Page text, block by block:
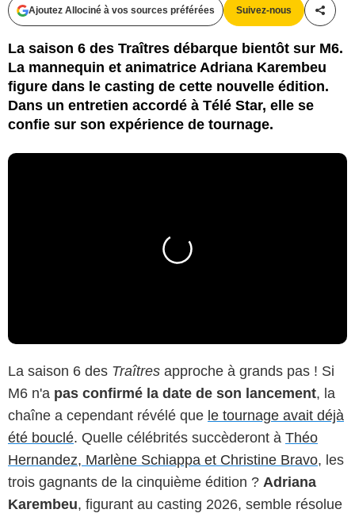
Ajoutez Allociné à vos sources préférées Suivez-nous
La saison 6 des Traîtres débarque bientôt sur M6.
La mannequin et animatrice Adriana Karembeu
figure dans le casting de cette nouvelle édition.
Dans un entretien accordé à Télé Star, elle se
confie sur son expérience de tournage.
La saison 6 des Traîtres approche à grands pas ! Si
M6 n'a pas confirmé la date de son lancement, la
chaîne a cependant révélé que le tournage avait déjà
été bouclé. Quelle célébrités succèderont à Théo
Hernandez, Marlène Schiappa et Christine Bravo, les
trois gagnants de la cinquième édition ? Adriana
Karembeu, figurant au casting 2026, semble résolue